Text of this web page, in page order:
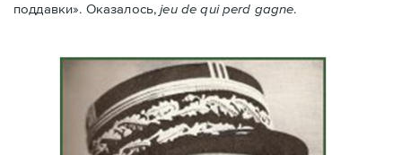
поддавки». Оказалось,jeu de qui perd gagne.